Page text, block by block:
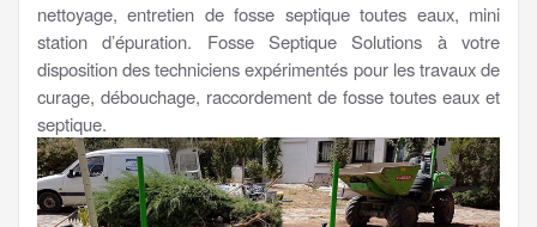
nettoyage, entretien de fosse septique toutes eaux, mini
station d’épuration. Fosse Septique Solutions à votre
disposition des techniciens expérimentés pour les travaux de
curage, débouchage, raccordement de fosse toutes eaux et
septique.